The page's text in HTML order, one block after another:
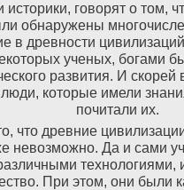
говорят о том,
обнаружены
в древности
ученых, богами
развития. И скорей
которые имели
почитали их.
что древние
невозможно. Да и сами
При этом, они были